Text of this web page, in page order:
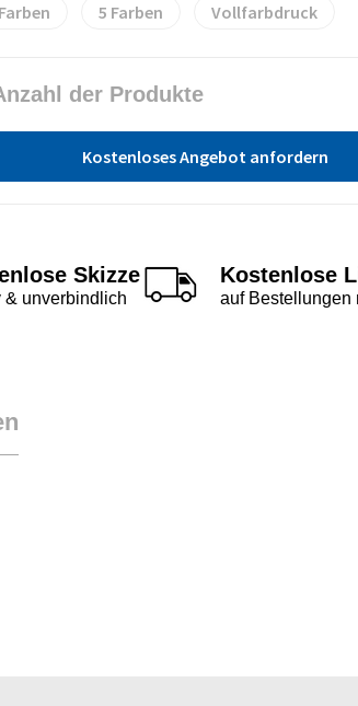
5 Vollfarbdruck
der Produkte
Kostenloses Angebot anfordern
Skizze
& unverbindlich
Kostenlose
auf Bestellungen